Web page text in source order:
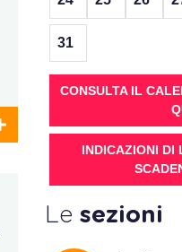
31
CONSULTA IL
INDICAZIONI DI
Le sezioni